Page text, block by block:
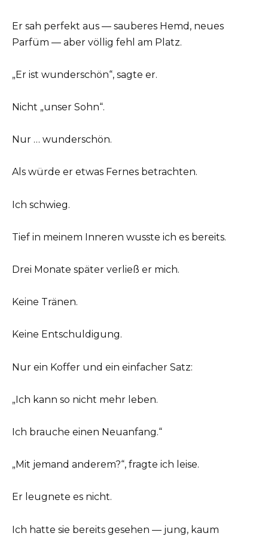
Er sah perfekt aus — sauberes Hemd, neues
Parfüm — aber völlig fehl am Platz.
„Er ist wunderschön“, sagte er.
Nicht „unser Sohn“.
Nur … wunderschön.
Als würde er etwas Fernes betrachten.
Ich schwieg.
Tief in meinem Inneren wusste ich es bereits.
Drei Monate später verließ er mich.
Keine Tränen.
Keine Entschuldigung.
Nur ein Koffer und ein einfacher Satz:
„Ich kann so nicht mehr leben.
Ich brauche einen Neuanfang.“
„Mit jemand anderem?“, fragte ich leise.
Er leugnete es nicht.
Ich hatte sie bereits gesehen — jung, kaum